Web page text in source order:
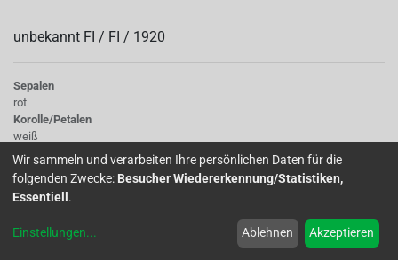
unbekannt FI / FI / 1920
Sepalen
rot
Korolle/Petalen
weiß
Knospe/Blüte
halb gefüllt, mittelgross
Wuchs
stehend
Wir sammeln und verarbeiten Ihre persönlichen Daten für die
folgenden Zwecke: Besucher Wiedererkennung/Statistiken,
Essentiell .
Einstellungen... Ablehnen Akzeptieren